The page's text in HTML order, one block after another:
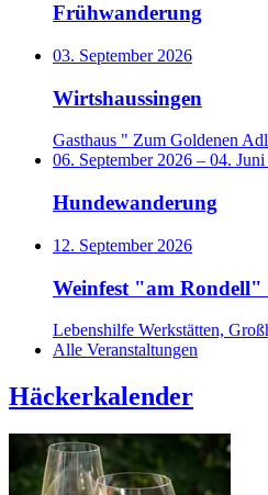
Frühwanderung
03. September 2026
Wirtshaussingen
Gasthaus " Zum Goldenen
06. September 2026 – 04.
Hundewanderung
12. September 2026
Weinfest "am
Lebenshilfe Werkstätten,
Alle Veranstaltungen
Häckerkalender